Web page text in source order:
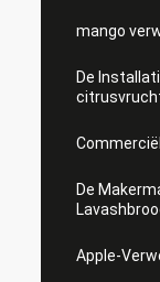
mango
De
De
Apple-